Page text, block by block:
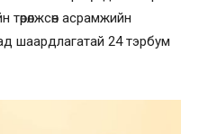
төрөлжсөн асрамжийн
шаардлагатай 24 тэрбум